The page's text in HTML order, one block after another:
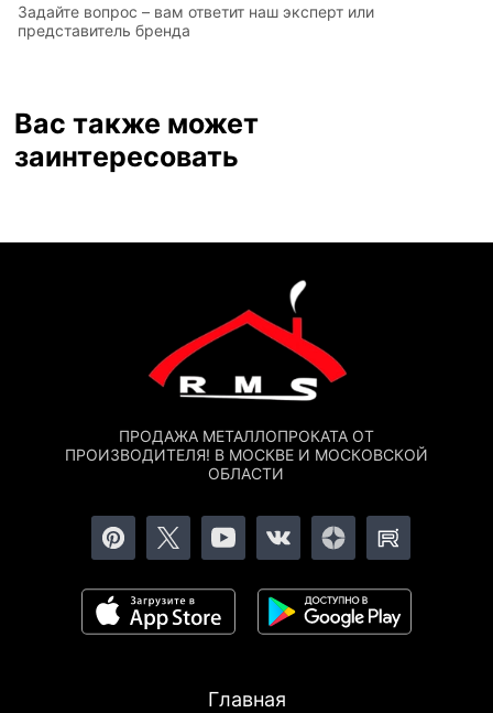
Задайте вопрос – вам ответит наш эксперт или
представитель бренда
Вас также может
заинтересовать
ПРОДАЖА МЕТАЛЛОПРОКАТА ОТ
ПРОИЗВОДИТЕЛЯ! В МОСКВЕ И МОСКОВСКОЙ
ОБЛАСТИ
Главная